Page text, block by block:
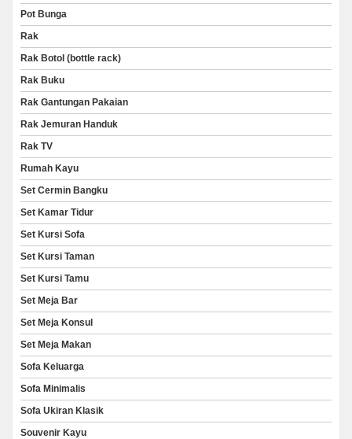
Pot Bunga
Rak
Rak Botol (bottle rack)
Rak Buku
Rak Gantungan Pakaian
Rak Jemuran Handuk
Rak TV
Rumah Kayu
Set Cermin Bangku
Set Kamar Tidur
Set Kursi Sofa
Set Kursi Taman
Set Kursi Tamu
Set Meja Bar
Set Meja Konsul
Set Meja Makan
Sofa Keluarga
Sofa Minimalis
Sofa Ukiran Klasik
Souvenir Kayu